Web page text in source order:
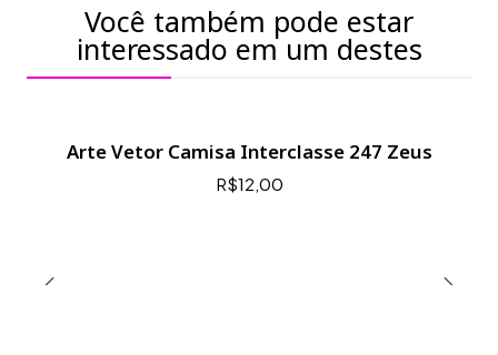
Você também pode estar
interessado em um destes
Arte Vetor Camisa Interclasse 247 Zeus
R$12,00